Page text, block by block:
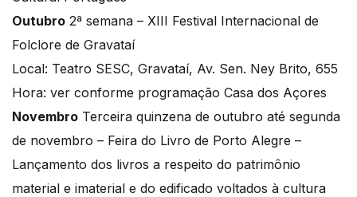
Outubro 2ª semana – XIII Festival Internacional de
Folclore de Gravataí
Local: Teatro SESC, Gravataí, Av. Sen. Ney Brito, 655
Hora: ver conforme programação Casa dos Açores
Novembro Terceira quinzena de outubro até segunda
de novembro – Feira do Livro de Porto Alegre –
Lançamento dos livros a respeito do patrimônio
material e imaterial e do edificado voltados à cultura